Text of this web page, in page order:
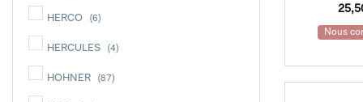
Pupitres
Produits d'Entretien
HERCO (6)
HERCULES (4)
HOHNER (87)
Nous